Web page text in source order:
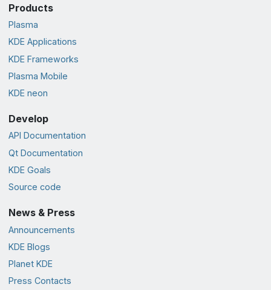
Products
Plasma
KDE Applications
KDE Frameworks
Plasma Mobile
KDE neon
Develop
API Documentation
Qt Documentation
KDE Goals
Source code
News & Press
Announcements
KDE Blogs
Planet KDE
Press Contacts